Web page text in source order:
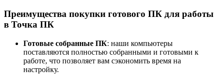
Преимущества покупки готового ПК для работы
в Точка ПК
Готовые собранные ПК: наши компьютеры
поставляются полностью собранными и готовыми к
работе, что позволяет вам сэкономить время на
настройку.